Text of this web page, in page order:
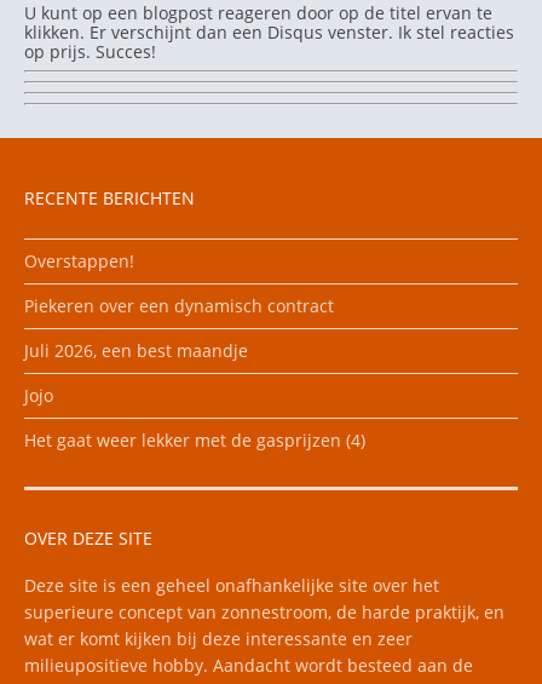
U kunt op een blogpost reageren door op de titel ervan te
klikken. Er verschijnt dan een Disqus venster. Ik stel reacties
op prijs. Succes!
RECENTE BERICHTEN
Overstappen!
Piekeren over een dynamisch contract
Juli 2026, een best maandje
Jojo
Het gaat weer lekker met de gasprijzen (4)
OVER DEZE SITE
Deze site is een geheel onafhankelijke site over het
superieure concept van zonnestroom, de harde praktijk, en
wat er komt kijken bij deze interessante en zeer
milieupositieve hobby. Aandacht wordt besteed aan de